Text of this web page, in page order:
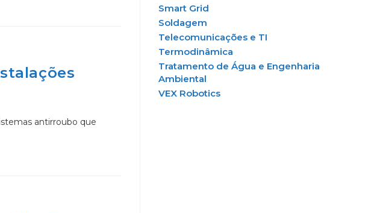
antirroubo que
Smart Grid
Soldagem
Telecomunicações e TI
Termodinâmica
Tratamento de Água e Engenharia
Ambiental
VEX Robotics